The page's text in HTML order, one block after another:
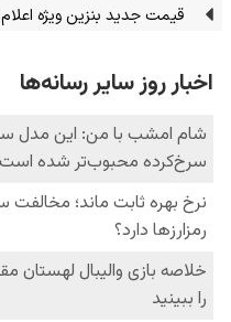
قیمت جدید بنزین ویژه